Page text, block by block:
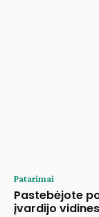
Patarimai
Pastebėjote
įvardijo